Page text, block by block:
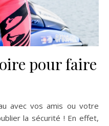
pour faire
avec vos amis ou votre
la sécurité ! En effet,